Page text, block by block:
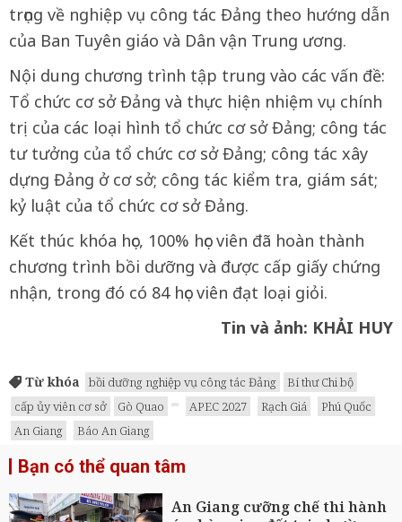
trọng về nghiệp vụ công tác Đảng theo hướng dẫn
của Ban Tuyên giáo và Dân vận Trung ương.
Nội dung chương trình tập trung vào các vấn đề:
Tổ chức cơ sở Đảng và thực hiện nhiệm vụ chính
trị của các loại hình tổ chức cơ sở Đảng; công tác
tư tưởng của tổ chức cơ sở Đảng; công tác xây
dựng Đảng ở cơ sở; công tác kiểm tra, giám sát;
kỷ luật của tổ chức cơ sở Đảng.
Kết thúc khóa học, 100% học viên đã hoàn thành
chương trình bồi dưỡng và được cấp giấy chứng
nhận, trong đó có 84 học viên đạt loại giỏi.
Tin và ảnh: KHẢI HUY
Từ khóa bồi dưỡng nghiệp vụ công tác Đảng
Bí thư Chi bộ
cấp ủy viên cơ sở
Gò Quao APEC 2027 Rạch Giá
Phú Quốc
An Giang
Báo An Giang
Bạn có thể quan tâm
An Giang cưỡng chế thi hành